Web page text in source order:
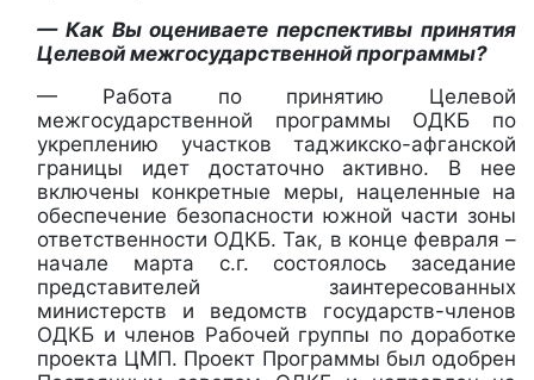
— Как Вы оцениваете перспективы принятия
Целевой межгосударственной программы?
— Работа по принятию Целевой
межгосударственной программы ОДКБ по
укреплению участков таджикско-афганской
границы идет достаточно активно. В нее
включены конкретные меры, нацеленные на
обеспечение безопасности южной части зоны
ответственности ОДКБ. Так, в конце февраля –
начале марта с.г. состоялось заседание
представителей заинтересованных
министерств и ведомств государств-членов
ОДКБ и членов Рабочей группы по доработке
проекта ЦМП. Проект Программы был одобрен